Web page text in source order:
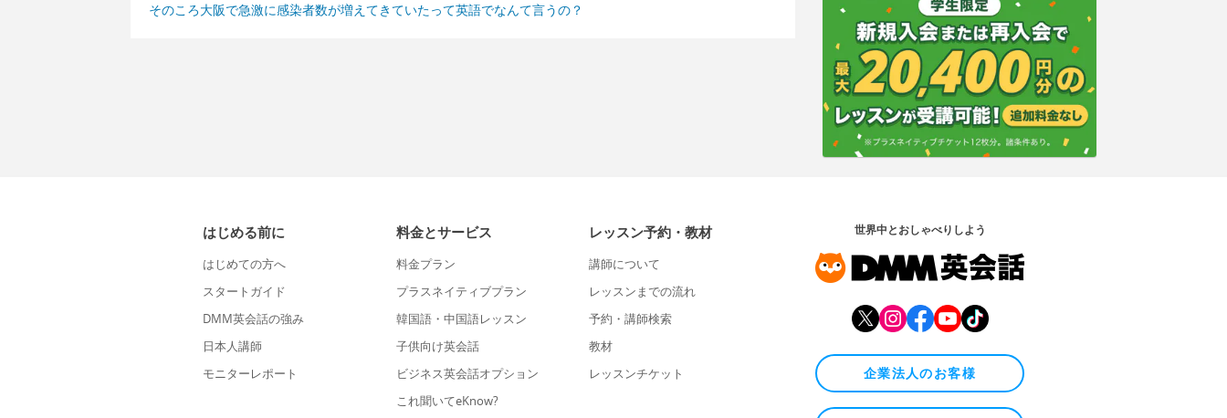
そのころ大阪で急激に感染者数が増えてきていたって英語でなんて言うの？
はじめる前に
はじめての方へ
スタートガイド
DMM英会話の強み
日本人講師
モニターレポート
料金とサービス
料金プラン
プラスネイティブプラン
韓国語・中国語レッスン
子供向け英会話
ビジネス英会話オプション
これ聞いてeKnow?
レッスン予約・教材
講師について
レッスンまでの流れ
予約・講師検索
教材
レッスンチケット
世界中とおしゃべりしよう
企業法人のお客様